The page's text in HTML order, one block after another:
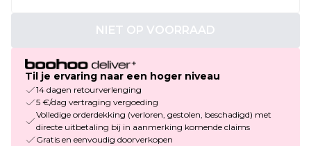
NIET OP VOORRAAD
Til je ervaring naar een hoger niveau
14 dagen retourverlenging
5 €/dag vertraging vergoeding
Volledige orderdekking (verloren, gestolen, beschadigd) met
directe uitbetaling bij in aanmerking komende claims
Gratis en eenvoudig doorverkopen